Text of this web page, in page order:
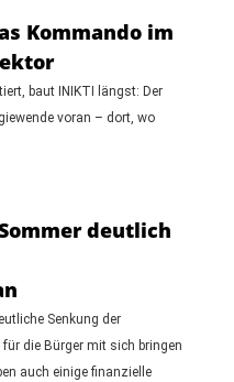
Kommando im
baut INIKTI längst: Der
voran – dort, wo
deutlich
Senkung der
die Bürger mit sich bringen
auch einige finanzielle